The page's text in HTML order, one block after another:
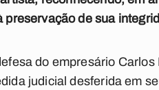
preservação de sua
do empresário
judicial desferida em